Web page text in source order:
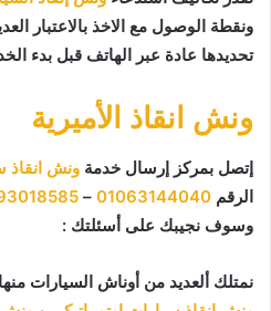
ونقطة الوصول مع الاخذ بالاعتبار
تحديدها عادة عبر الهاتف قبل بدء
ونش انقاذ الأميرية
إتصل بمركز إرسال خدمة ونش انقاذ
الرقم 01063144040
–
وسوف نجيبك على أسئلتك :
نمتلك ألعديد من أوناش السيارات منها